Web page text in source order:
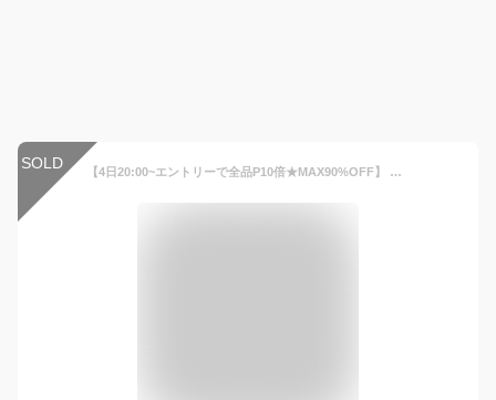
SOLD 【4日20:00~エントリーで全品P10倍★MAX90%OFF】 リカバリーサンダル メンズ トングサンダル メンズ 軽量 衝撃吸収 サンダル ビーチサンダル 軽い 疲れにくい シンプル 無地 夏 アウトドア NEV SURF ブラック 黒 グレー 青 nev-46